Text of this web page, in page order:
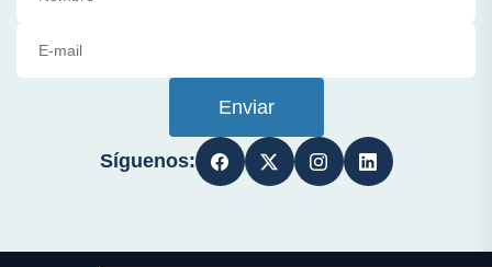
Enviar
Síguenos: